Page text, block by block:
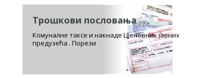
Трошкови пословања
Комуналне таксе и накнаде Цјеновник јавних
предузећа . Порези